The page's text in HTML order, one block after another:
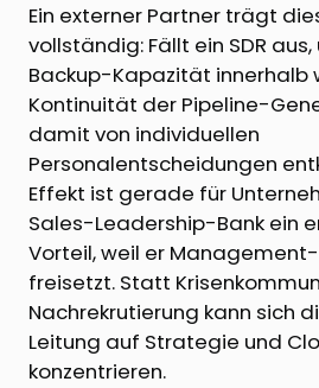
Ein externer Partner trägt
vollständig: Fällt ein SDR
Backup-Kapazität innerhalb
Kontinuität der Pipeline-
damit von individuellen
Personalentscheidungen
Effekt ist gerade für
Sales-Leadership-Bank ein
Vorteil, weil er
freisetzt. Statt
Nachrekrutierung kann sich
Leitung auf Strategie und
konzentrieren.